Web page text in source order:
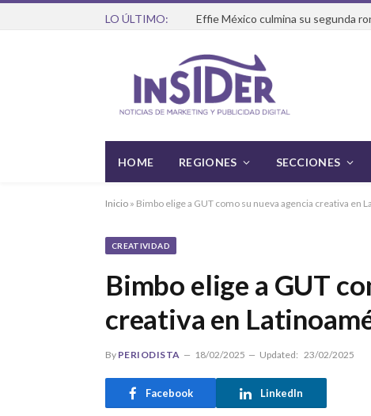
LO ÚLTIMO: Effie México culmina su segunda
HOME REGIONES SECCIONES
Inicio » Bimbo elige a GUT como su nueva agencia creativa en
CREATIVIDAD
Bimbo elige a GUT
creativa en
By PERIODISTA 18/02/2025 Updated: 23/02/2025
Facebook LinkedIn